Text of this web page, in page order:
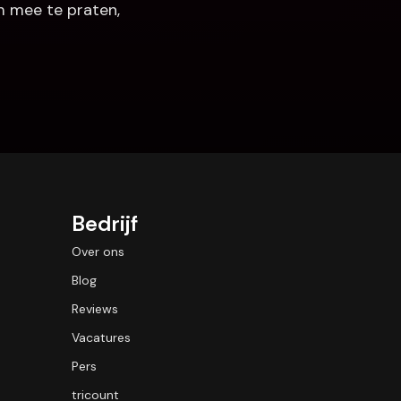
mee te praten,
Bedrijf
Over ons
Blog
Reviews
Vacatures
Pers
tricount